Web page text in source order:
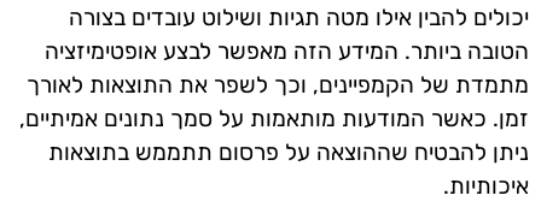
יכולים להבין אילו מטה תגיות ושילוט עובדים בצורה
הטובה ביותר. המידע הזה מאפשר לבצע אופטימיזציה
מתמדת של הקמפיינים, וכך לשפר את התוצאות לאורך
זמן. כאשר המודעות מותאמות על סמך נתונים אמיתיים,
ניתן להבטיח שההוצאה על פרסום תתממש בתוצאות
איכותיות.